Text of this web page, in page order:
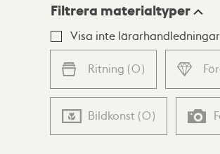
Lista Karta
Filtrera materialtyper
Visa inte lärarhandledningar
Ritning (0)
Bildkonst (0)